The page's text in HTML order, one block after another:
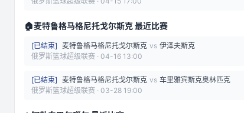
🏠麦特鲁格马格尼托戈尔斯克 最近比赛
[已结束] 麦特鲁格马格尼托戈尔斯克 vs 伊泽夫斯克
俄罗斯篮球超级联赛 · 04-16 13:00
[已结束] 麦特鲁格马格尼托戈尔斯克 vs 车里雅宾斯克奥林匹克
俄罗斯篮球超级联赛 · 03-28 19:00